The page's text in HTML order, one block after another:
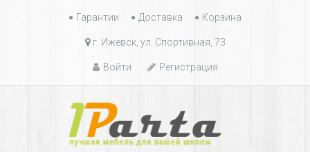
Гарантии Доставка Корзина
г. Ижевск, ул. Спортивная, 73
Войти Регистрация